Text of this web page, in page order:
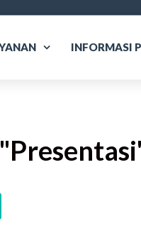
INFORMASI
Presentasi